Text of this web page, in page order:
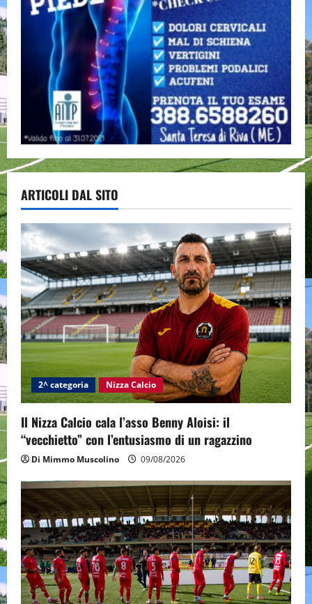
ARTICOLI DAL SITO
2^ categoria Nizza Calcio
Il Nizza Calcio cala l’asso Benny Aloisi: il
“vecchietto” con l’entusiasmo di un ragazzino
Di Mimmo Muscolino 09/08/2026